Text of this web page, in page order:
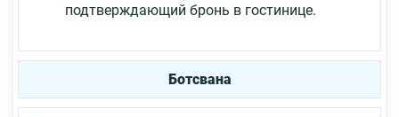
подтверждающий бронь в гостинице.
Ботсвана